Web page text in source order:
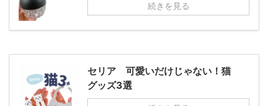
続きを見る
セリア 可愛いだけじゃない！猫
グッズ3選